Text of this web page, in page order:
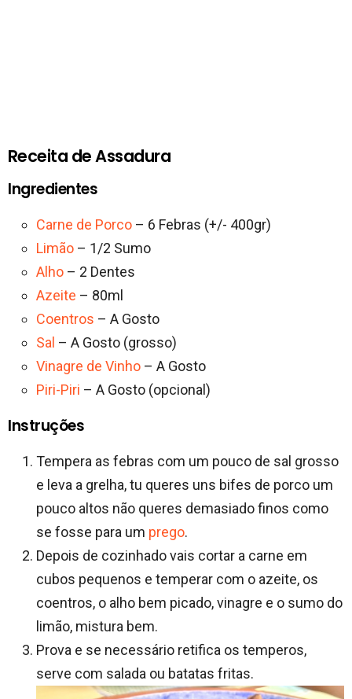
Receita de Assadura
Ingredientes
Carne de Porco – 6 Febras (+/- 400gr)
Limão – 1/2 Sumo
Alho – 2 Dentes
Azeite – 80ml
Coentros – A Gosto
Sal – A Gosto (grosso)
Vinagre de Vinho – A Gosto
Piri-Piri – A Gosto (opcional)
Instruções
Tempera as febras com um pouco de sal grosso
e leva a grelha, tu queres uns bifes de porco um
pouco altos não queres demasiado finos como
se fosse para um prego.
Depois de cozinhado vais cortar a carne em
cubos pequenos e temperar com o azeite, os
coentros, o alho bem picado, vinagre e o sumo do
limão, mistura bem.
Prova e se necessário retifica os temperos,
serve com salada ou batatas fritas.